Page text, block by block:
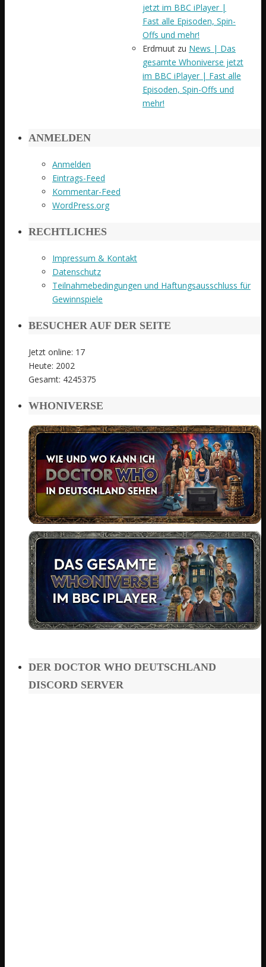
jetzt im BBC iPlayer |
Fast alle Episoden, Spin-
Offs und mehr!
Erdmuut zu News | Das
gesamte Whoniverse jetzt
im BBC iPlayer | Fast alle
Episoden, Spin-Offs und
mehr!
ANMELDEN
Anmelden
Eintrags-Feed
Kommentar-Feed
WordPress.org
RECHTLICHES
Impressum & Kontakt
Datenschutz
Teilnahmebedingungen und Haftungsausschluss für
Gewinnspiele
BESUCHER AUF DER SEITE
Jetzt online: 17
Heute: 2002
Gesamt: 4245375
WHONIVERSE
DER DOCTOR WHO DEUTSCHLAND
DISCORD SERVER